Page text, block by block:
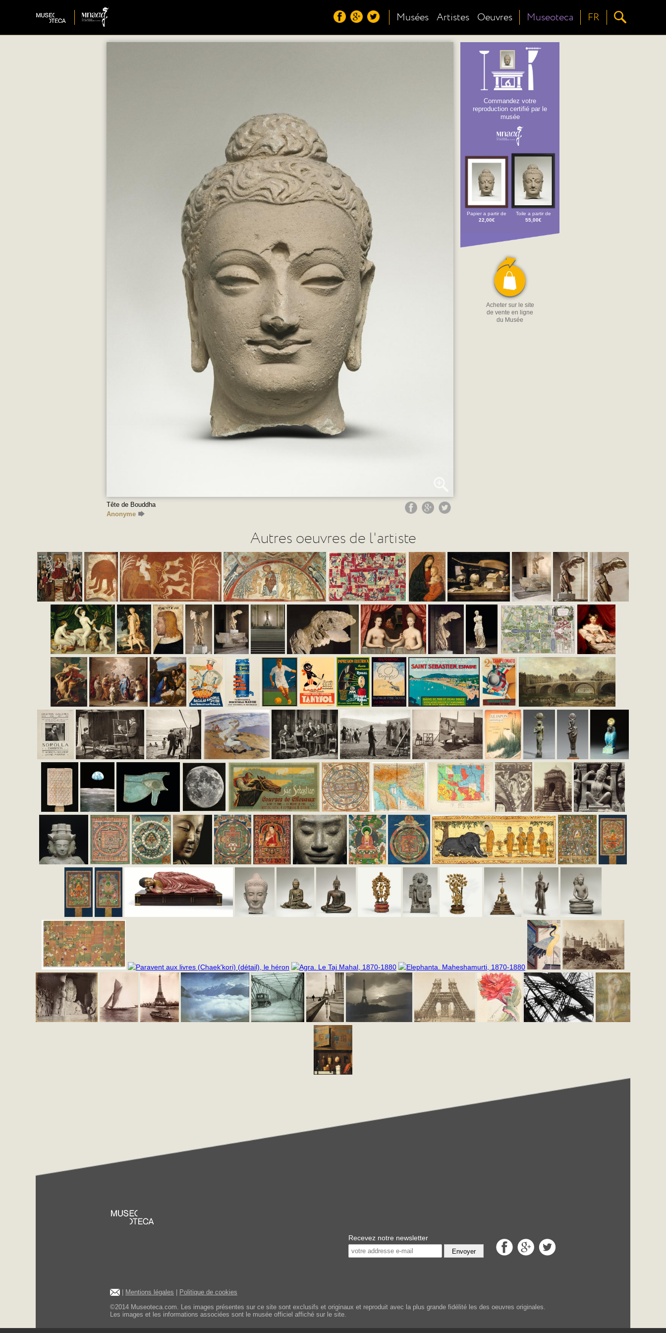
Musées Artistes Oeuvres Museoteca FR
Tête de Bouddha
Anonyme
Commandez votre
reproduction certifié par le
musée
Papier a partir de
22,00€
Toile a partir de
55,00€
Acheter sur le site
de vente en ligne
du Musée
Autres oeuvres de l'artiste
Recevez notre newsletter
Envoyer
Mentions légales
Politique de cookies
©2014 Museoteca.com. Les images présentes sur ce site sont exclusifs et originaux et reproduit avec la plus grande fidélité les des oeuvres originales.
Les images et les informations associées sont le musée officiel affiché sur le site.